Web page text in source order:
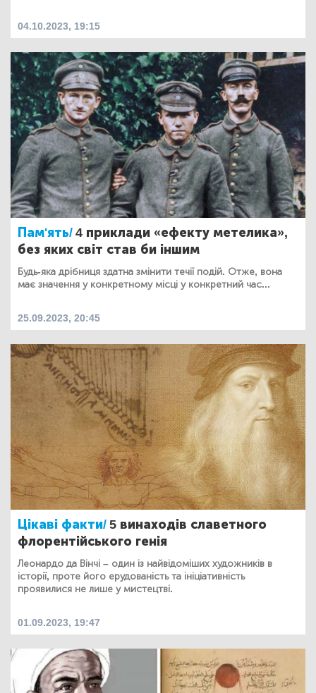
04.10.2023, 19:15
Пам'ять/4 приклади «ефекту метелика»,
без яких світ став би іншим
Будь-яка дрібниця здатна змінити течії подій. Отже, вона
має значення у конкретному місці у конкретний час...
25.09.2023, 20:45
Цікаві факти/5 винаходів славетного
флорентійського генія
Леонардо да Вінчі – один із найвідоміших художників в
історії, проте його ерудованість та ініціативність
проявилися не лише у мистецтві.
01.09.2023, 19:47